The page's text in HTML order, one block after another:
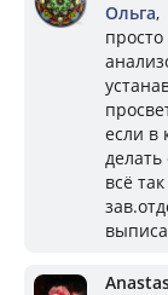
Ольга,
если в
всё